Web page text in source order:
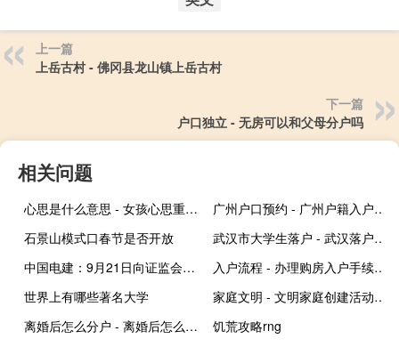
上一篇
上岳古村 - 佛冈县龙山镇上岳古村
下一篇
户口独立 - 无房可以和父母分户吗
相关问题
心思是什么意思 - 女孩心思重是什么意思
广州户口预约 - 广州户籍入户预约
石景山模式口春节是否开放
武汉市大学生落户 - 武汉落户社区公共户
中国电建：9月21日向证监会、上海证券交易所分别提交了嘉实中国电建清洁能源封闭式基础设施证券投资基金注册、上市及嘉实中国电建清洁能源基础设施1期资产支持专项计划资产支持证券挂牌转让申请等材料尚待取得中国证监会和上海证券交易所有关事项受理通知
入户流程 - 办理购房入户手续流程
世界上有哪些著名大学
家庭文明 - 文明家庭创建活动内容
离婚后怎么分户 - 离婚后怎么办理分户手续
饥荒攻略rng